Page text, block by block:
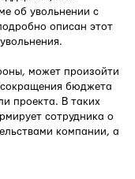
об увольнении с
описан этот
может произойти
бюджета
проекта. В таких
сотрудника о
компании, а